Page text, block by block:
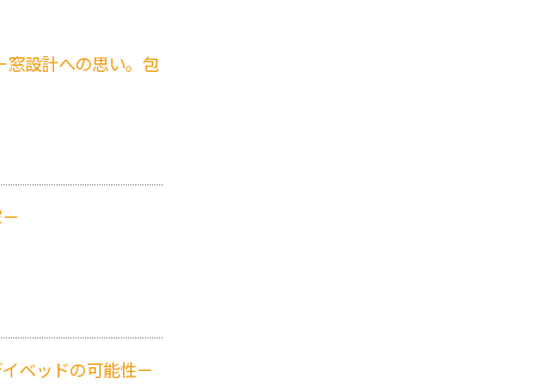
窓設計への思い。包
ベッドの可能性－